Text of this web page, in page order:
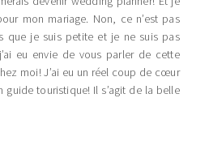
mon mariage. Non, ce n’est pas
que je suis petite et je ne suis pas
eu envie de vous parler de cette
moi! J’ai eu un réel coup de cœur
guide touristique! Il s’agit de la belle